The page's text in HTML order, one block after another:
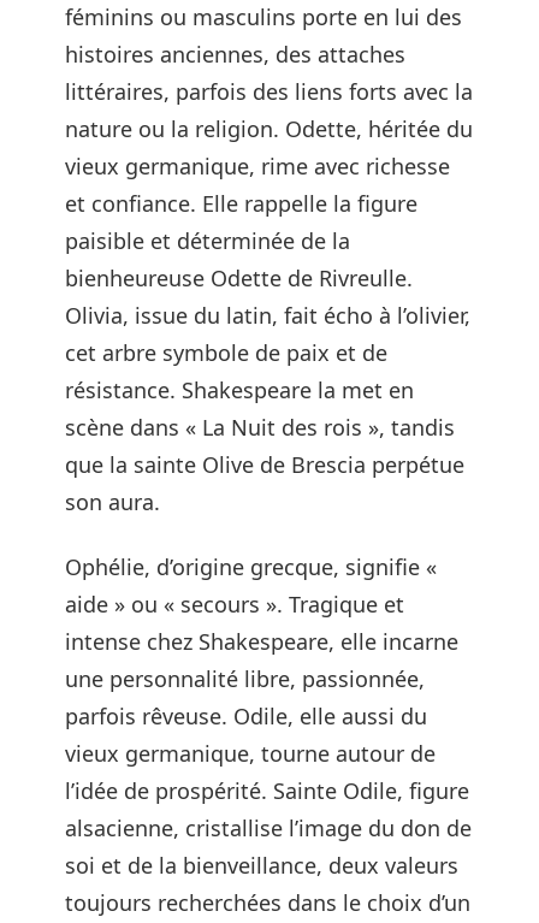
féminins ou masculins porte en lui des
histoires anciennes, des attaches
littéraires, parfois des liens forts avec la
nature ou la religion. Odette, héritée du
vieux germanique, rime avec richesse
et confiance. Elle rappelle la figure
paisible et déterminée de la
bienheureuse Odette de Rivreulle.
Olivia, issue du latin, fait écho à l’olivier,
cet arbre symbole de paix et de
résistance. Shakespeare la met en
scène dans « La Nuit des rois », tandis
que la sainte Olive de Brescia perpétue
son aura.
Ophélie, d’origine grecque, signifie «
aide » ou « secours ». Tragique et
intense chez Shakespeare, elle incarne
une personnalité libre, passionnée,
parfois rêveuse. Odile, elle aussi du
vieux germanique, tourne autour de
l’idée de prospérité. Sainte Odile, figure
alsacienne, cristallise l’image du don de
soi et de la bienveillance, deux valeurs
toujours recherchées dans le choix d’un